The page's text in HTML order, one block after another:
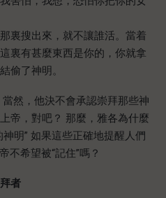
裏搜出來，就不讓誰活。當着
裏有甚麼東西是你的，你就拿
偷了神明。
然，他決不會承認崇拜那些神
帝，對吧？ 那麼，雅各為什麼
明” 如果這些正確地提醒人們
不希望被“記住”嗎？
者